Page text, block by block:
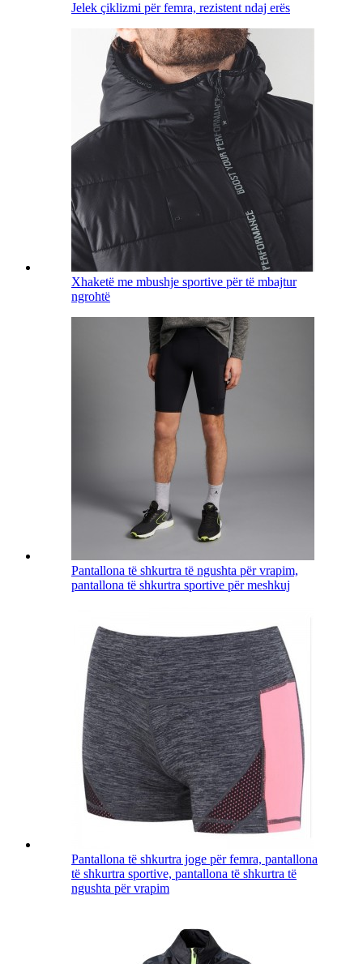
Jelek çiklizmi për femra, rezistent ndaj erës
Xhaketë me mbushje sportive për të mbajtur
ngrohtë
Pantallona të shkurtra të ngushta për vrapim,
pantallona të shkurtra sportive për meshkuj
Pantallona të shkurtra joge për femra, pantallona
të shkurtra sportive, pantallona të shkurtra të
ngushta për vrapim